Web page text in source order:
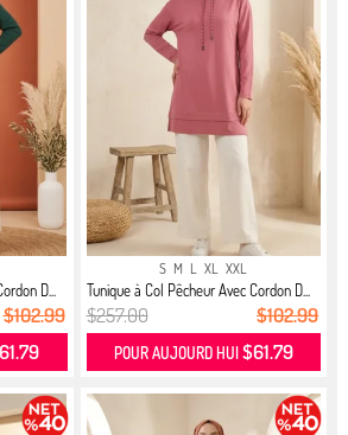
D...
$102.99
S M L XL XXL
Tunique à Col Pêcheur Avec Cordon D...
$257.00 $102.99
POUR AUJOURD HUI$61.79